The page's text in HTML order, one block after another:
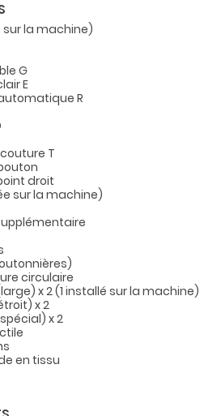
sur la machine)
G
E
R
T
droit
sur la machine)
circulaire
x 2 (1 installé sur la machine)
x 2
x 2
en tissu